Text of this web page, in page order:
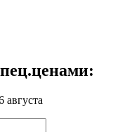
августа